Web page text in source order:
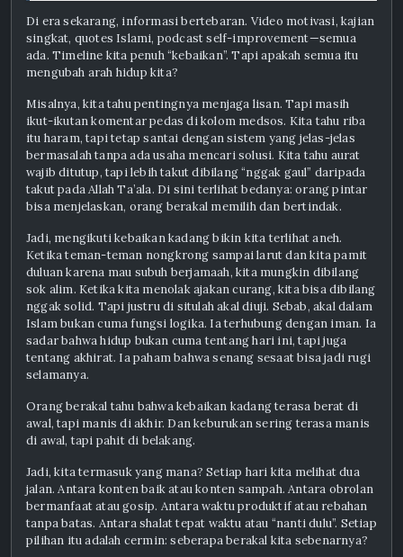
Di era sekarang, informasi bertebaran. Video motivasi, kajian
singkat, quotes Islami, podcast self-improvement—semua
ada. Timeline kita penuh “kebaikan”. Tapi apakah semua itu
mengubah arah hidup kita?
Misalnya, kita tahu pentingnya menjaga lisan. Tapi masih
ikut-ikutan komentar pedas di kolom medsos. Kita tahu riba
itu haram, tapi tetap santai dengan sistem yang jelas-jelas
bermasalah tanpa ada usaha mencari solusi. Kita tahu aurat
wajib ditutup, tapi lebih takut dibilang “nggak gaul” daripada
takut pada Allah Ta’ala. Di sini terlihat bedanya: orang pintar
bisa menjelaskan, orang berakal memilih dan bertindak.
Jadi, mengikuti kebaikan kadang bikin kita terlihat aneh.
Ketika teman-teman nongkrong sampai larut dan kita pamit
duluan karena mau subuh berjamaah, kita mungkin dibilang
sok alim. Ketika kita menolak ajakan curang, kita bisa dibilang
nggak solid. Tapi justru di situlah akal diuji. Sebab, akal dalam
Islam bukan cuma fungsi logika. Ia terhubung dengan iman. Ia
sadar bahwa hidup bukan cuma tentang hari ini, tapi juga
tentang akhirat. Ia paham bahwa senang sesaat bisa jadi rugi
selamanya.
Orang berakal tahu bahwa kebaikan kadang terasa berat di
awal, tapi manis di akhir. Dan keburukan sering terasa manis
di awal, tapi pahit di belakang.
Jadi, kita termasuk yang mana? Setiap hari kita melihat dua
jalan. Antara konten baik atau konten sampah. Antara obrolan
bermanfaat atau gosip. Antara waktu produktif atau rebahan
tanpa batas. Antara shalat tepat waktu atau “nanti dulu”. Setiap
pilihan itu adalah cermin: seberapa berakal kita sebenarnya?